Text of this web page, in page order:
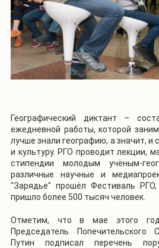
Географический диктант –
ежедневной работы, которой
лучше знали географию, а значит, и
и культуру. РГО проводит лекции,
стипендии молодым учёным-
различные научные и
"Зарядье" прошёл Фестиваль
пришло более 500 тысяч человек.
Отметим, что в мае этого
Председатель
Путин подписал перечень